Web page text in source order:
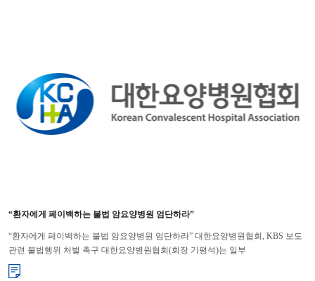
“환자에게 페이백하는 불법 암요양병원 엄단하라”
“환자에게 페이백하는 불법 암요양병원 엄단하라” 대한요양병원협회, KBS 보도
관련 불법행위 처벌 촉구 대한요양병원협회(회장 기평석)는 일부
암요양병원들이 암환자들에게 진료비를 ‘페이백’하고 있다는 KBS 보도와 ...